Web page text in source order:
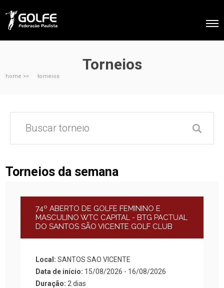
Torneios
home >> torneios
Torneios da semana
74º ABERTO DE GOLFE FEMININO E
MASCULINO WTC CAPITAL - BTG PACTUAL
DO SANTOS SÃO VICENTE GOLF CLUB
Local:SANTOS SAO VICENTE
Data de início: 15/08/2026 - 16/08/2026
Duração: 2 dias